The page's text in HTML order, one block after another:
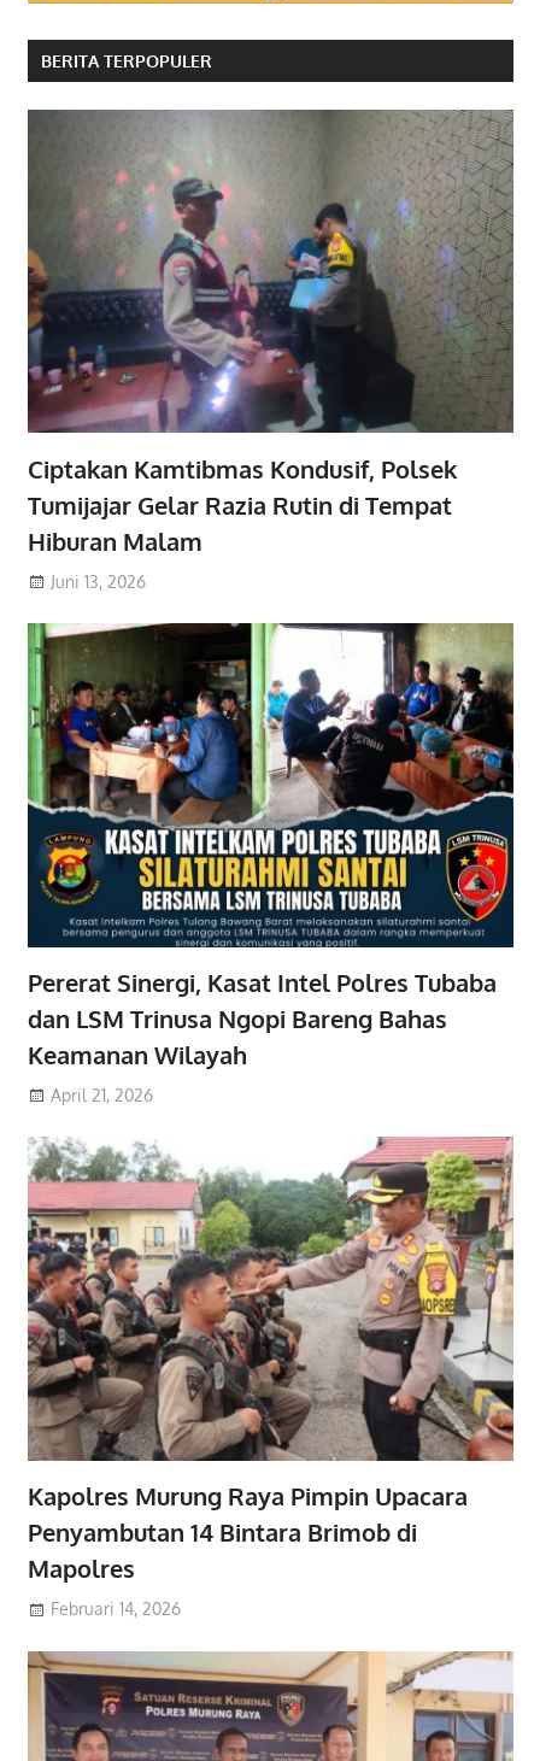
BERITA TERPOPULER
Ciptakan Kamtibmas Kondusif, Polsek
Tumijajar Gelar Razia Rutin di Tempat
Hiburan Malam
Juni 13, 2026
Pererat Sinergi, Kasat Intel Polres Tubaba
dan LSM Trinusa Ngopi Bareng Bahas
Keamanan Wilayah
April 21, 2026
Kapolres Murung Raya Pimpin Upacara
Penyambutan 14 Bintara Brimob di
Mapolres
Februari 14, 2026